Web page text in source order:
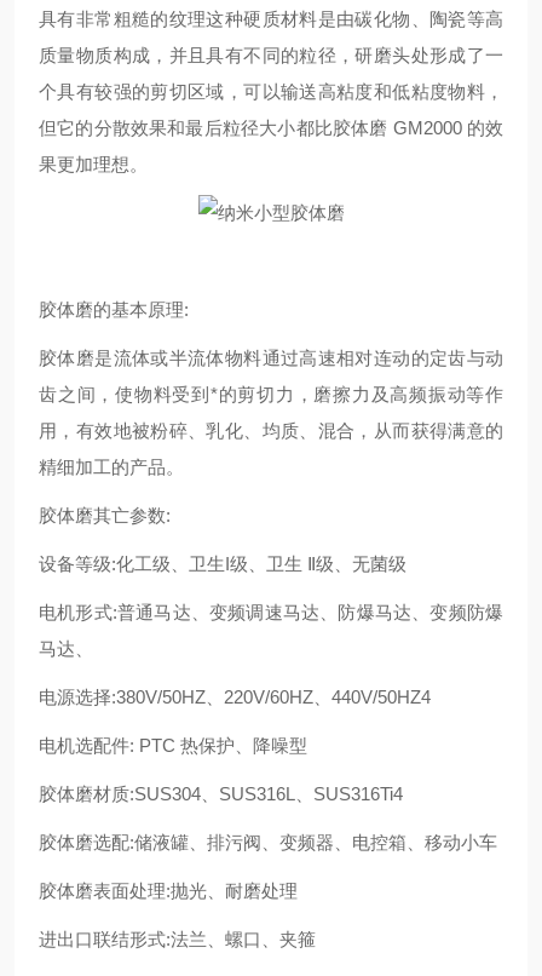
具有非常粗糙的纹理这种硬质材料是由碳化物、陶瓷等高
质量物质构成，并且具有不同的粒径，研磨头处形成了一
个具有较强的剪切区域，可以输送高粘度和低粘度物料，
但它的分散效果和最后粒径大小都比胶体磨 GM2000 的效
果更加理想。
胶体磨的基本原理:
胶体磨是流体或半流体物料通过高速相对连动的定齿与动
齿之间，使物料受到*的剪切力，磨擦力及高频振动等作
用，有效地被粉碎、乳化、均质、混合，从而获得满意的
精细加工的产品。
胶体磨其亡参数:
设备等级:化工级、卫生I级、卫生 Ⅱ级、无菌级
电机形式:普通马达、变频调速马达、防爆马达、变频防爆
马达、
电源选择:380V/50HZ、220V/60HZ、440V/50HZ4
电机选配件: PTC 热保护、降噪型
胶体磨材质:SUS304、SUS316L、SUS316Ti4
胶体磨选配:储液罐、排污阀、变频器、电控箱、移动小车
胶体磨表面处理:抛光、耐磨处理
进出口联结形式:法兰、螺口、夹箍